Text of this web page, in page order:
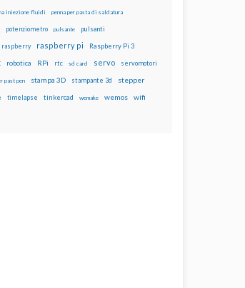
iniezione fluidi penna per pasta di saldatura
potenziometro pulsante pulsanti
raspberry raspberry pi Raspberry Pi 3
robotica RPi rtc sd card servo servomotori
past pen stampa 3D stampante 3d stepper
timelapse tinkercad wemake wemos wifi